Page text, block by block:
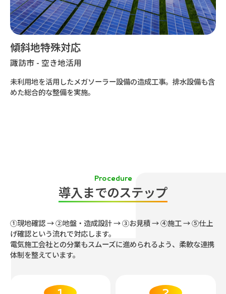
傾斜地特殊対応
諏訪市 - 空き地活用
未利用地を活用したメガソーラー設備の造成工事。排水設備も含
めた総合的な整備を実施。
Procedure
導入までのステップ
①現地確認 → ②地盤・造成設計 → ③お見積 → ④施工 → ⑤仕上
げ確認という流れで対応します。
電気施工会社との分業もスムーズに進められるよう、柔軟な連携
体制を整えています。